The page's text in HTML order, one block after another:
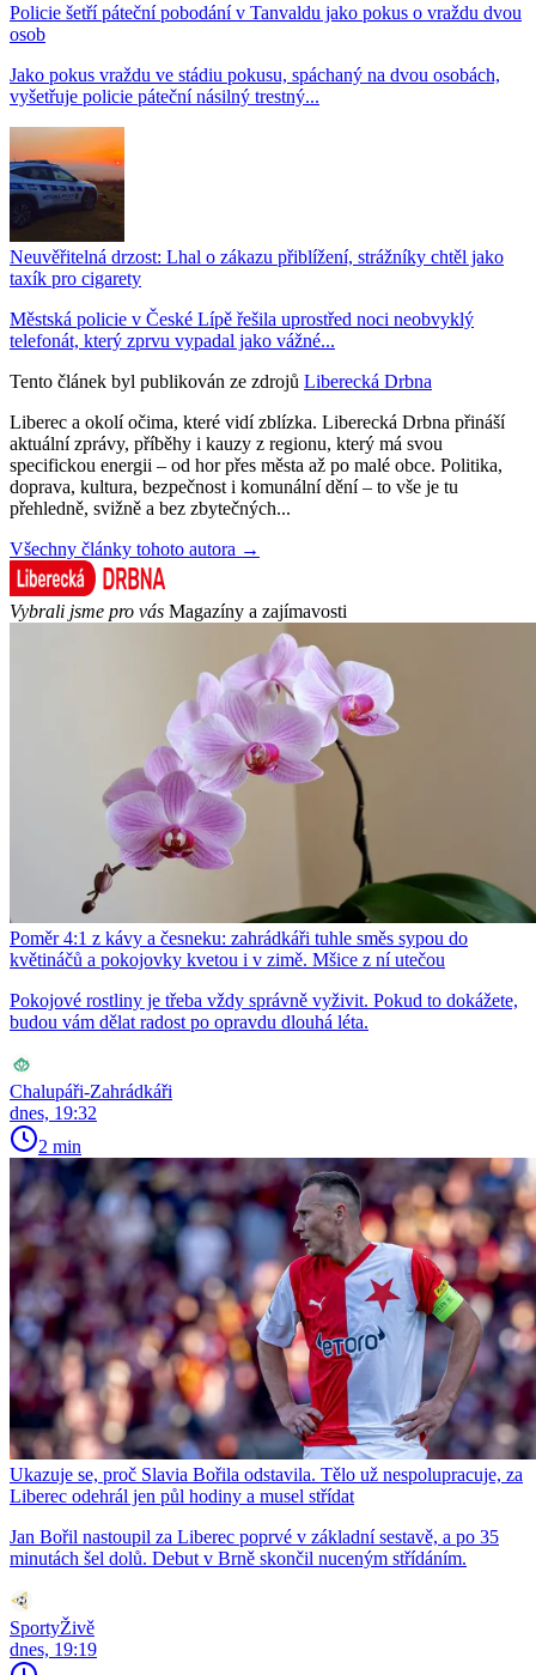
Policie šetří páteční pobodání v Tanvaldu jako pokus o vraždu dvou
osob
Jako pokus vraždu ve stádiu pokusu, spáchaný na dvou osobách,
vyšetřuje policie páteční násilný trestný...
Neuvěřitelná drzost: Lhal o zákazu přiblížení, strážníky chtěl jako
taxík pro cigarety
Městská policie v České Lípě řešila uprostřed noci neobvyklý
telefonát, který zprvu vypadal jako vážné...
Tento článek byl publikován ze zdrojů Liberecká Drbna
Liberec a okolí očima, které vidí zblízka. Liberecká Drbna přináší
aktuální zprávy, příběhy i kauzy z regionu, který má svou
specifickou energii – od hor přes města až po malé obce. Politika,
doprava, kultura, bezpečnost i komunální dění – to vše je tu
přehledně, svižně a bez zbytečných...
Všechny články tohoto autora →
Vybrali jsme pro vás Magazíny a zajímavosti
Poměr 4:1 z kávy a česneku: zahrádkáři tuhle směs sypou do
květináčů a pokojovky kvetou i v zimě. Mšice z ní utečou
Pokojové rostliny je třeba vždy správně vyživit. Pokud to dokážete,
budou vám dělat radost po opravdu dlouhá léta.
Chalupáři-Zahrádkáři
dnes, 19:32
2 min
Ukazuje se, proč Slavia Bořila odstavila. Tělo už nespolupracuje, za
Liberec odehrál jen půl hodiny a musel střídat
Jan Bořil nastoupil za Liberec poprvé v základní sestavě, a po 35
minutách šel dolů. Debut v Brně skončil nuceným střídáním.
SportyŽivě
dnes, 19:19